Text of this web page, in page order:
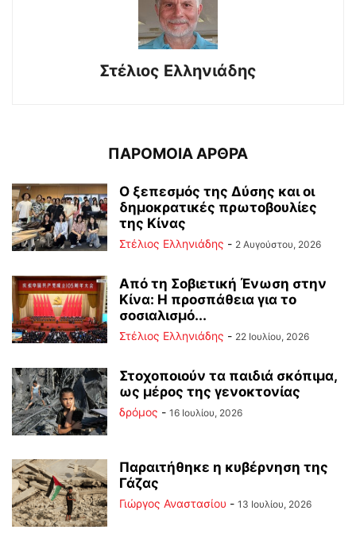
Στέλιος Ελληνιάδης
ΠΑΡΟΜΟΙΑ ΑΡΘΡΑ
Ο ξεπεσμός της Δύσης και οι
δημοκρατικές πρωτοβουλίες
της Κίνας
Στέλιος Ελληνιάδης - 2 Αυγούστου, 2026
Από τη Σοβιετική Ένωση στην
Κίνα: Η προσπάθεια για το
σοσιαλισμό...
Στέλιος Ελληνιάδης - 22 Ιουλίου, 2026
Στοχοποιούν τα παιδιά σκόπιμα,
ως μέρος της γενοκτονίας
δρόμος - 16 Ιουλίου, 2026
Παραιτήθηκε η κυβέρνηση της
Γάζας
Γιώργος Αναστασίου - 13 Ιουλίου, 2026